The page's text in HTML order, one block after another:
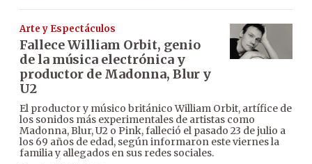
Arte y Espectáculos
Fallece William Orbit, genio
de la música electrónica y
productor de Madonna, Blur y
U2
El productor y músico británico William Orbit, artífice de
los sonidos más experimentales de artistas como
Madonna, Blur, U2 o Pink, falleció el pasado 23 de julio a
los 69 años de edad, según informaron este viernes la
familia y allegados en sus redes sociales.